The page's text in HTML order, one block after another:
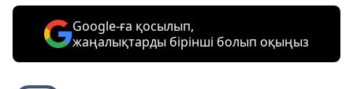
Google-ға қосылып,
жаңалықтарды бірінші болып оқыңыз